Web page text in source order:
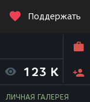
Поддержать
123 K
ЛИЧНАЯ ГАЛЕРЕЯ